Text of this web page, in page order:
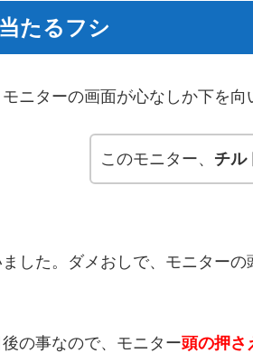
たるフシ
ニターの画面が心なしか下を向
このモニター、 チル
した。ダメおしで、モニター
の事なので、モニター頭の押さ